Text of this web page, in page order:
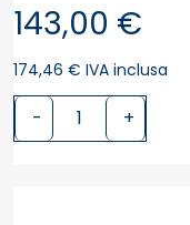
143,00 €
174,46 € IVA inclusa
- +